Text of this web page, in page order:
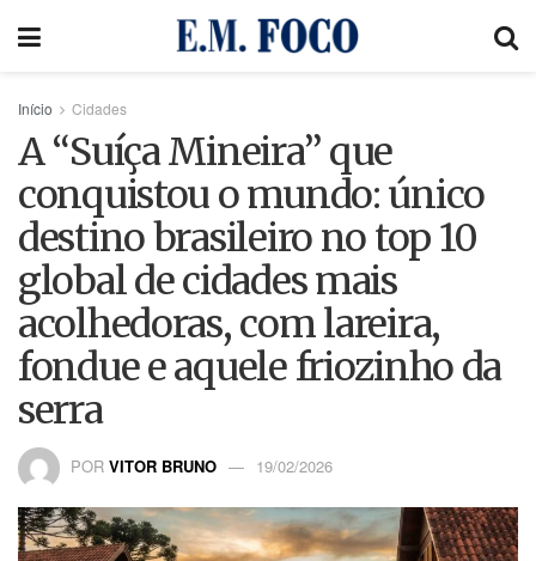
Início Cidades
A “Suíça Mineira” que
conquistou o mundo: único
destino brasileiro no top 10
global de cidades mais
acolhedoras, com lareira,
fondue e aquele friozinho da
serra
POR VITOR BRUNO 19/02/2026